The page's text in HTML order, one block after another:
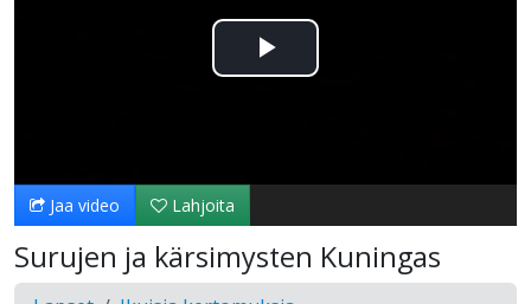
Toista
Jaa video Lahjoita
Surujen ja kärsimysten Kuningas